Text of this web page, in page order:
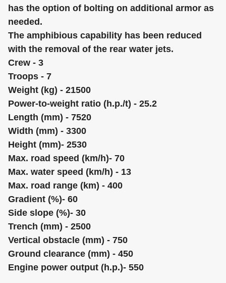
has the option of bolting on additional armor as
needed.
The amphibious capability has been reduced
with the removal of the rear water jets.
Crew - 3
Troops - 7
Weight (kg) - 21500
Power-to-weight ratio (h.p./t) - 25.2
Length (mm) - 7520
Width (mm) - 3300
Height (mm)- 2530
Max. road speed (km/h)- 70
Max. water speed (km/h) - 13
Max. road range (km) - 400
Gradient (%)- 60
Side slope (%)- 30
Trench (mm) - 2500
Vertical obstacle (mm) - 750
Ground clearance (mm) - 450
Engine power output (h.p.)- 550